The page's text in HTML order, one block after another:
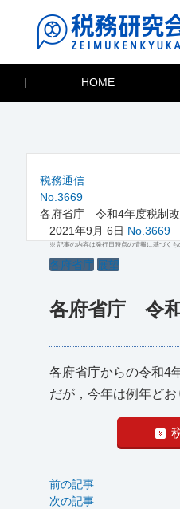
HOME
税務通信
No.3669
各府省庁 令和4年度税制改
2021年9月 6日 No.3669
※ 記事の内容は発行日時点の情報に基づくも
各府省庁 展望
各府省庁 令
各府省庁からの令和4
だが，今年は例年ど
前の記事
次の記事